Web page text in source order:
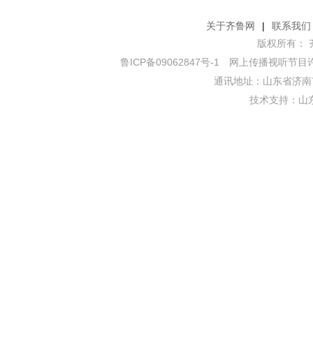
关于齐鲁网 |
联系我们
版权所有：
鲁ICP备09062847号-1 网上传播视听节目
通讯地址：山东省济
技术支持： 山